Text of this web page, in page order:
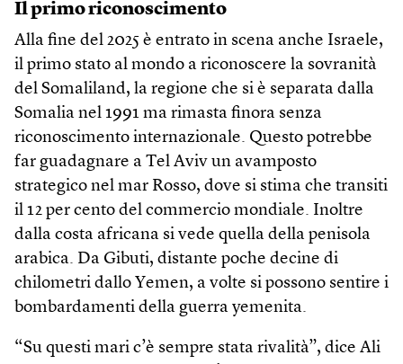
Il primo riconoscimento
Alla fine del 2025 è entrato in scena anche Israele,
il primo stato al mondo a riconoscere la sovranità
del Somaliland, la regione che si è separata dalla
Somalia nel 1991 ma rimasta finora senza
riconoscimento internazionale. Questo potrebbe
far guadagnare a Tel Aviv un avamposto
strategico nel mar Rosso, dove si stima che transiti
il 12 per cento del commercio mondiale. Inoltre
dalla costa africana si vede quella della penisola
arabica. Da Gibuti, distante poche decine di
chilometri dallo Yemen, a volte si possono sentire i
bombardamenti della guerra yemenita.
“Su questi mari c’è sempre stata rivalità”, dice Ali